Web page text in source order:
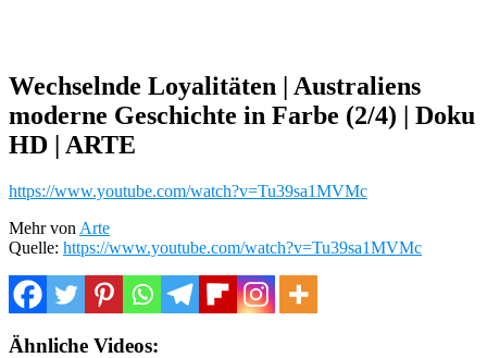
Wechselnde Loyalitäten | Australiens
moderne Geschichte in Farbe (2/4) | Doku
HD | ARTE
https://www.youtube.com/watch?v=Tu39sa1MVMc
Mehr von Arte
Quelle: https://www.youtube.com/watch?v=Tu39sa1MVMc
Ähnliche Videos: